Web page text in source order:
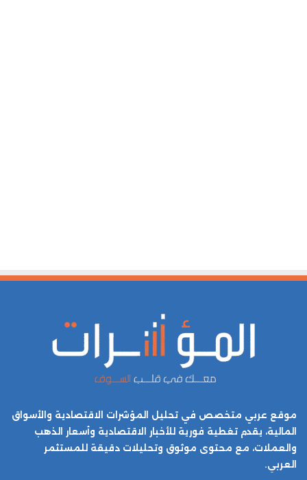
موقع عربي متخصص في تحليل المؤشرات الاقتصادية والأسواق
المالية، يقدم تغطية فورية للأخبار الاقتصادية وأسعار الذهب
والعملات، مع محتوى موثوق وتحليلات دقيقة للمستثمر
العربي.